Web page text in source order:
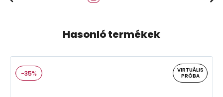
Hasonló termékek
-35%
VIRTUÁLIS
PRÓBA